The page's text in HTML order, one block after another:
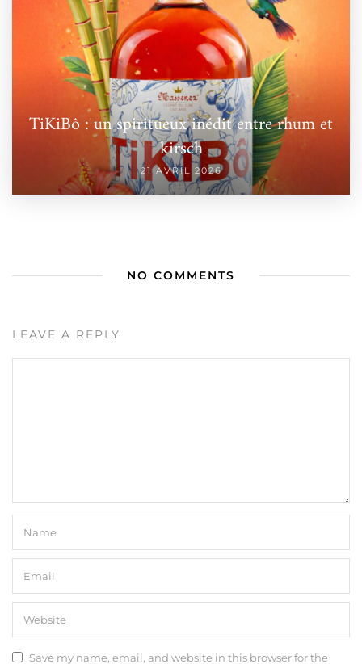
TiKiBô : un spiritueux inédit entre rhum et
kirsch
21 AVRIL 2026
NO COMMENTS
LEAVE A REPLY
Save my name, email, and website in this browser for the